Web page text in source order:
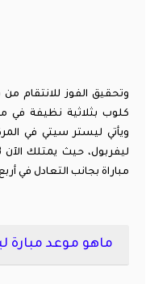
وتحقيق الفوز للانتقام
كلوب بثلاثية نظيفة في
ويأتي ليستر سيتي في
مباراة بجانب التعادل في
ماهو موعد مبارة